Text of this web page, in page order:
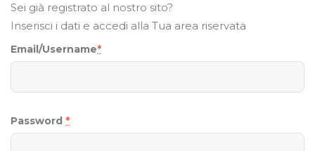
Sei già registrato al nostro sito?
Inserisci i dati e accedi alla Tua area riservata
Email/Username*
Password *